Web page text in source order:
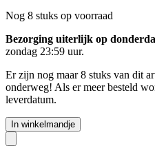
Nog 8 stuks op voorraad
Bezorging uiterlijk op
zondag 23:59 uur.
Er zijn nog maar 8 stuks van dit
onderweg! Als er meer besteld
leverdatum.
In winkelmandje